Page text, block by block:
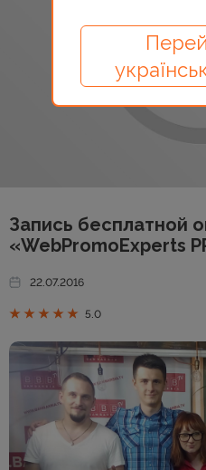
Запись бесплатной
«WebPromoExperts
22.07.2016
5.0